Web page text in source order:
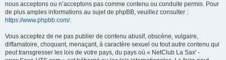
nous acceptons ou n’acceptons pas comme contenu ou conduite permis. Pour
de plus amples informations au sujet de phpBB, veuillez consulter :
https://www.phpbb.com/.
Vous acceptez de ne pas publier de contenu abusif, obscène, vulgaire,
diffamatoire, choquant, menaçant, à caractère sexuel ou tout autre contenu qui
peut transgresser les lois de votre pays, du pays où « NetClub La Sax' -